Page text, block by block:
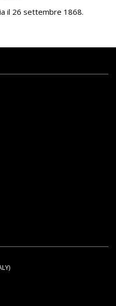
il 26 settembre 1868.